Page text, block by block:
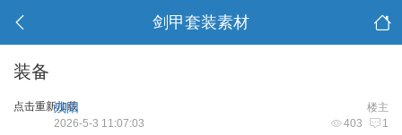
剑甲套装素材
装备
点击重新加载 楼主
残阳
403 1
2026-5-3 11:07:03